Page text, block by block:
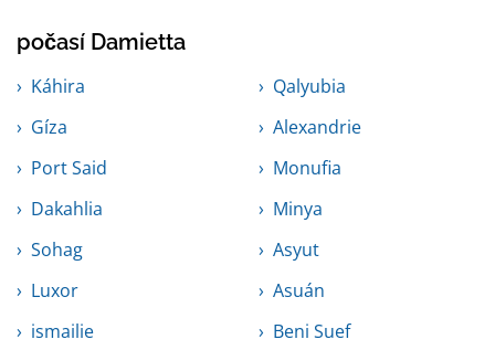
počasí Damietta
Káhira
Qalyubia
Gíza
Alexandrie
Port Said
Monufia
Dakahlia
Minya
Sohag
Asyut
Luxor
Asuán
ismailie
Beni Suef